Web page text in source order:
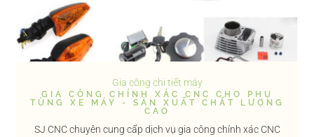
Gia công chi tiết máy
GIA CÔNG CHÍNH XÁC CNC CHO PHỤ
TÙNG XE MÁY - SẢN XUẤT CHẤT LƯỢNG
CAO
SJ CNC chuyên cung cấp dịch vụ gia công chính xác CNC